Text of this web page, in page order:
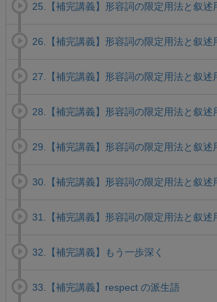
25.【補完講義】形容詞の限定用法と叙述
26.【補完講義】形容詞の限定用法と叙述
27.【補完講義】形容詞の限定用法と叙述
28.【補完講義】形容詞の限定用法と叙述
29.【補完講義】形容詞の限定用法と叙述
30.【補完講義】形容詞の限定用法と叙述
31.【補完講義】形容詞の限定用法と叙述
32.【補完講義】もう一歩深く
33.【補完講義】respect の派生語